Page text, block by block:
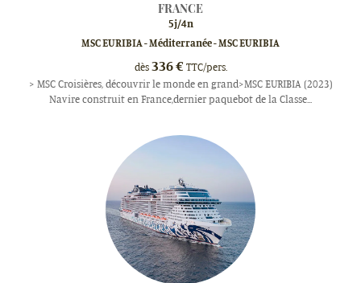
FRANCE
5j/4n
MSC EURIBIA - Méditerranée - MSC EURIBIA
dès336€ TTC/pers.
> MSC Croisières, découvrir le monde en grand>MSC EURIBIA (2023)
Navire construit en France,dernier paquebot de la Classe...